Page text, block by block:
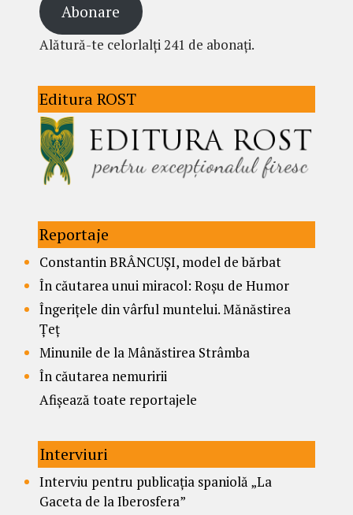
Abonare
Alătură-te celorlalți 241 de abonați.
Editura ROST
Reportaje
Constantin BRÂNCUȘI, model de bărbat
În căutarea unui miracol: Roșu de Humor
Îngerițele din vârful muntelui. Mănăstirea
Țeț
Minunile de la Mânăstirea Strâmba
În căutarea nemuririi
Afișează toate reportajele
Interviuri
Interviu pentru publicația spaniolă „La
Gaceta de la Iberosfera”